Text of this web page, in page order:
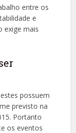
entre os
e
exige mais
possuem
previsto na
Portanto
os eventos